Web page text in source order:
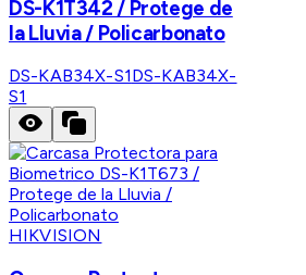
DS-K1T342 / Protege de
la Lluvia / Policarbonato
DS-KAB34X-S1DS-KAB34X-
S1
HIKVISION